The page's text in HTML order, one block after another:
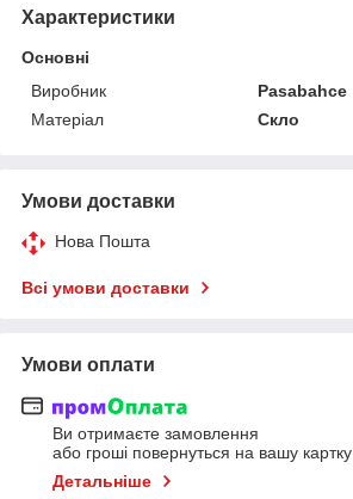
Характеристики
Основні
Виробник
Pasabahce
Матеріал
Скло
Умови доставки
Нова Пошта
Всі умови доставки
Умови оплати
Ви отримаєте замовлення
або гроші повернуться на вашу картку
Детальніше